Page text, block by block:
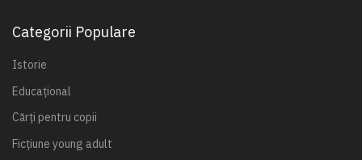
Categorii Populare
Istorie
Educațional
Cărți pentru copii
Ficțiune young adult